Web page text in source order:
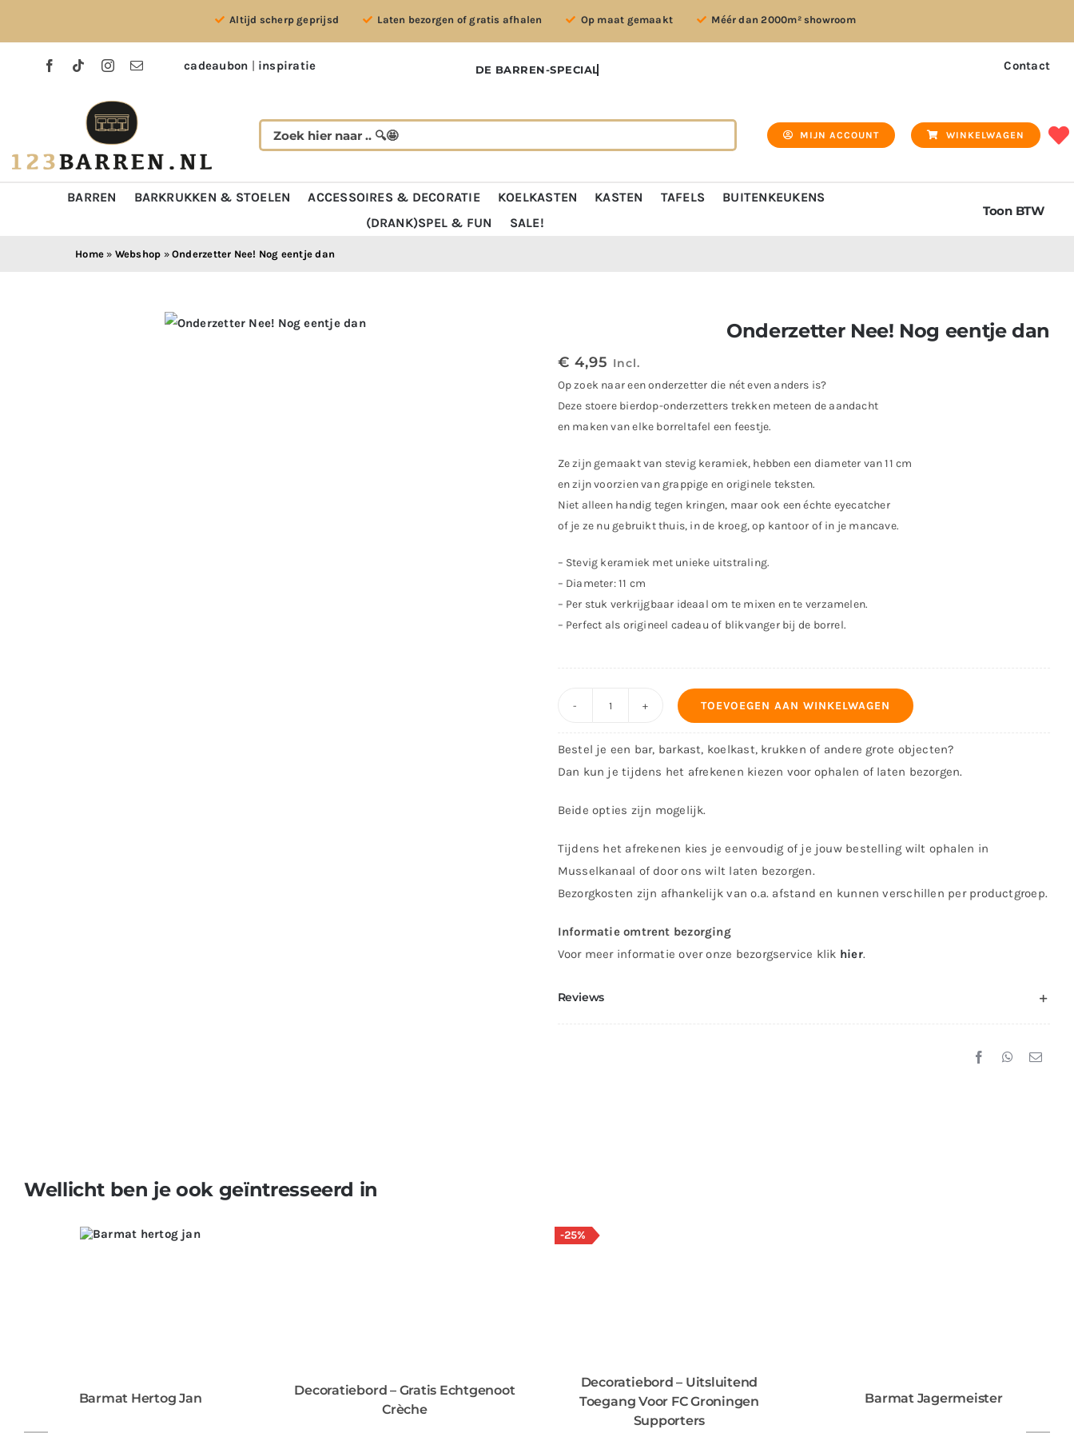
Altijd scherp geprijsd Laten bezorgen of gratis afhalen Op maat gemaakt Méér dan 2000m² showroom
cadeaubon | inspiratie Contact
MIJN ACCOUNT WINKELWAGEN
BARREN BARKRUKKEN & STOELEN ACCESSOIRES & DECORATIE KOELKASTEN KASTEN TAFELS
BUITENKEUKENS
(DRANK)SPEL & FUN
SALE!
Toon BTW
Home » Webshop »Onderzetter Nee! Nog eentje dan
Onderzetter Nee! Nog eentje dan
€ 4,95 Incl.
Op zoek naar een onderzetter die nét even anders is?
Deze stoere bierdop-onderzetters trekken meteen de aandacht
en maken van elke borreltafel een feestje.
Ze zijn gemaakt van stevig keramiek, hebben een diameter van 11 cm
en zijn voorzien van grappige en originele teksten.
Niet alleen handig tegen kringen, maar ook een échte eyecatcher
of je ze nu gebruikt thuis, in de kroeg, op kantoor of in je mancave.
– Stevig keramiek met unieke uitstraling.
– Diameter: 11 cm
– Per stuk verkrijgbaar ideaal om te mixen en te verzamelen.
– Perfect als origineel cadeau of blikvanger bij de borrel.
eentje
dan
TOEVOEGEN AAN WINKELWAGEN
Bestel je een bar, barkast, koelkast, krukken of andere grote objecten?
Dan kun je tijdens het afrekenen kiezen voor ophalen of laten bezorgen.
Beide opties zijn mogelijk.
Tijdens het afrekenen kies je eenvoudig of je jouw bestelling wilt ophalen in
Musselkanaal of door ons wilt laten bezorgen.
Bezorgkosten zijn afhankelijk van o.a. afstand en kunnen verschillen per productgroep.
Informatie omtrent bezorging
Voor meer informatie over onze bezorgservice klik hier.
Reviews
Wellicht ben je ook geïntresseerd in
Barmat Hertog Jan
Decoratiebord – Gratis Echtgenoot
Crèche
-25%
Decoratiebord – Uitsluitend
Toegang Voor FC Groningen
Supporters
Barmat Jagermeister